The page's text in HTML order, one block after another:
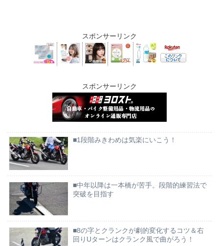
スポンサーリンク
スポンサーリンク
■1段階みきわめは気楽にいこう！
■中年以降は一本橋が苦手。段階的練習法で
突破を目指す
■8の字とクランクが劇的変化するコツ＆右
回りUターンはクランク風で曲がろう！